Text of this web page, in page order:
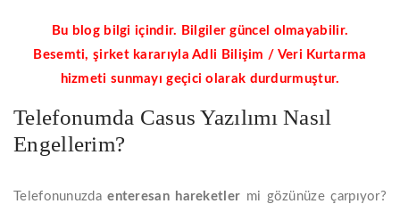
Bu blog bilgi içindir. Bilgiler güncel olmayabilir.
Besemti, şirket kararıyla Adli Bilişim / Veri Kurtarma
hizmeti sunmayı geçici olarak durdurmuştur.
Telefonumda Casus Yazılımı Nasıl
Engellerim?
Telefonunuzdaenteresan hareketler mi gözünüze çarpıyor?